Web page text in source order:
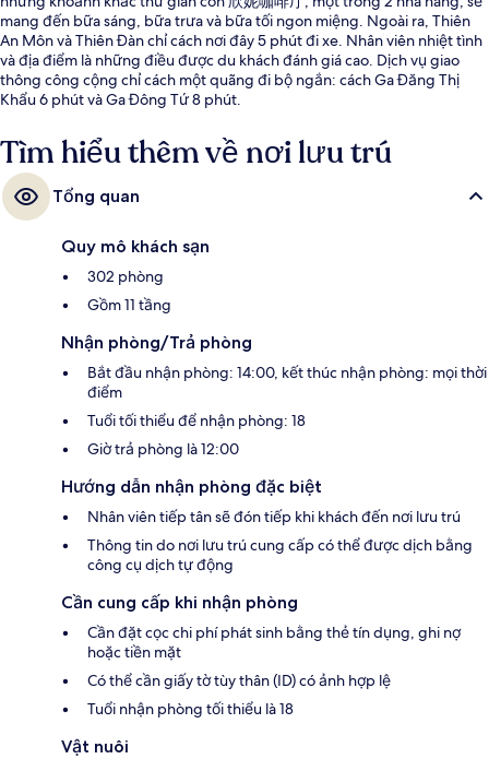
mang đến bữa sáng, bữa trưa và bữa tối ngon miệng. Ngoài ra, Thiên
An Môn và Thiên Đàn chỉ cách nơi đây 5 phút đi xe. Nhân viên nhiệt tình
và địa điểm là những điều được du khách đánh giá cao. Dịch vụ giao
thông công cộng chỉ cách một quãng đi bộ ngắn: cách Ga Đăng Thị
Khẩu 6 phút và Ga Đông Tứ 8 phút.
Tìm hiểu thêm về nơi lưu trú
Tổng quan
Quy mô khách sạn
302 phòng
Gồm 11 tầng
Nhận phòng/Trả phòng
Bắt đầu nhận phòng: 14:00, kết thúc nhận phòng: mọi thời
điểm
Tuổi tối thiểu để nhận phòng: 18
Giờ trả phòng là 12:00
Hướng dẫn nhận phòng đặc biệt
Nhân viên tiếp tân sẽ đón tiếp khi khách đến nơi lưu trú
Thông tin do nơi lưu trú cung cấp có thể được dịch bằng
công cụ dịch tự động
Cần cung cấp khi nhận phòng
Cần đặt cọc chi phí phát sinh bằng thẻ tín dụng, ghi nợ
hoặc tiền mặt
Có thể cần giấy tờ tùy thân (ID) có ảnh hợp lệ
Tuổi nhận phòng tối thiểu là 18
Vật nuôi